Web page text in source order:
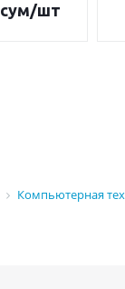
сум/шт
Компьютерная